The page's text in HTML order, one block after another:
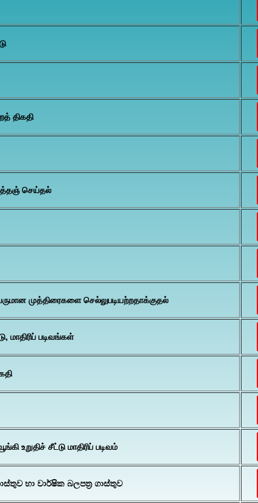
திகதி
செய்தல்
முத்திரைகளை செல்லுபடியற்றதாக்குதல்
மாதிரிப் படிவங்கள்
உறுதிச் சீட்டு மாதிரிப் படிவம்
හා වාර්ෂික බලපත්‍ර ගාස්තුව